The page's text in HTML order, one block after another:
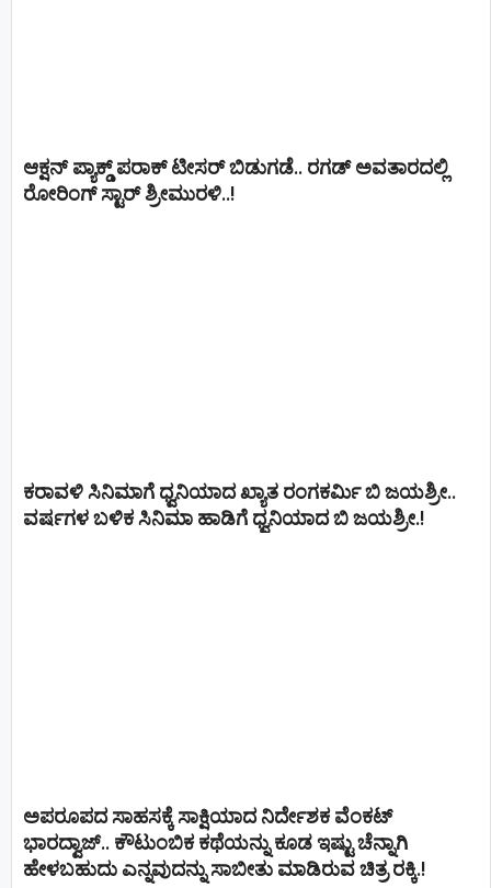
ಆಕ್ಷನ್ ಪ್ಯಾಕ್ಡ್ ಪರಾಕ್ ಟೀಸರ್ ಬಿಡುಗಡೆ.. ರಗಡ್ ಅವತಾರದಲ್ಲಿ
ರೋರಿಂಗ್ ಸ್ಟಾರ್ ಶ್ರೀಮುರಳಿ..!
ಕರಾವಳಿ ಸಿನಿಮಾಗೆ ಧ್ವನಿಯಾದ ಖ್ಯಾತ ರಂಗಕರ್ಮಿ ಬಿ ಜಯಶ್ರೀ..
ವರ್ಷಗಳ ಬಳಿಕ ಸಿನಿಮಾ ಹಾಡಿಗೆ ಧ್ವನಿಯಾದ ಬಿ ಜಯಶ್ರೀ.!
ಅಪರೂಪದ ಸಾಹಸಕ್ಕೆ ಸಾಕ್ಷಿಯಾದ ನಿರ್ದೇಶಕ ವೆಂಕಟ್
ಭಾರದ್ವಾಜ್.. ಕೌಟುಂಬಿಕ ಕಥೆಯನ್ನು ಕೂಡ ಇಷ್ಟು ಚೆನ್ನಾಗಿ
ಹೇಳಬಹುದು ಎನ್ನವುದನ್ನು ಸಾಬೀತು ಮಾಡಿರುವ ಚಿತ್ರ ರಕ್ಕಿ.!